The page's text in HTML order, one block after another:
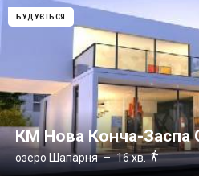
БУДУЄТЬСЯ
КМ Нова Конча-Заспа
озеро Шапарня– 16 хв.